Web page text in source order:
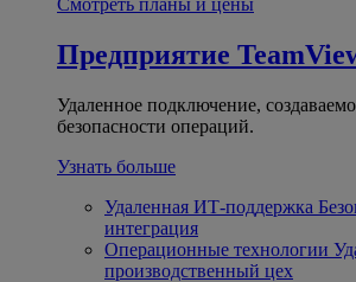
Предприятие
Удаленное подключение,
безопасности операций.
Узнать больше
Удаленная ИТ-поддержка
интеграция
Операционные технологии
производственный цех